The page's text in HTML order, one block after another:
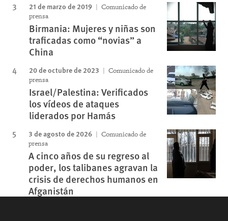
21 de marzo de 2019
Comunicado de
prensa
Birmania: Mujeres y niñas son
traficadas como “novias” a
China
20 de octubre de 2023
Comunicado de
prensa
Israel/Palestina: Verificados
los vídeos de ataques
liderados por Hamás
3 de agosto de 2026
Comunicado de
prensa
A cinco años de su regreso al
poder, los talibanes agravan la
crisis de derechos humanos en
Afganistán